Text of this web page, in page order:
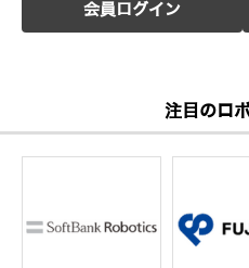
会員ログイン
注目のロ